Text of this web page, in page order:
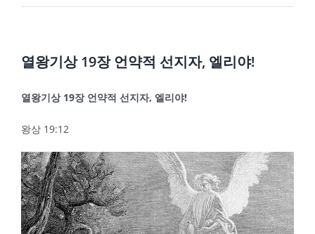
열왕기상 19장 언약적 선지자, 엘리야!
열왕기상 19장 언약적 선지자, 엘리야!
왕상 19:12